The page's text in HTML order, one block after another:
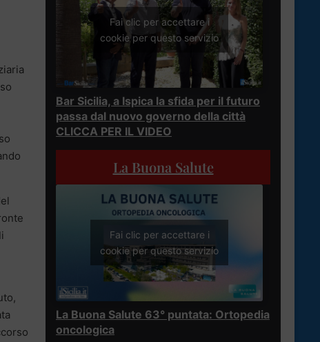
Fai clic per accettare i
cookie per questo servizio
Bar Sicilia, a Ispica la sfida per il futuro
passa dal nuovo governo della città
CLICCA PER IL VIDEO
La Buona Salute
Fai clic per accettare i
cookie per questo servizio
La Buona Salute 63° puntata: Ortopedia
oncologica